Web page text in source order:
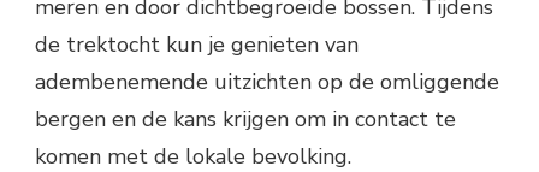
meren en door dichtbegroeide bossen. Tijdens
de trektocht kun je genieten van
adembenemende uitzichten op de omliggende
bergen en de kans krijgen om in contact te
komen met de lokale bevolking.